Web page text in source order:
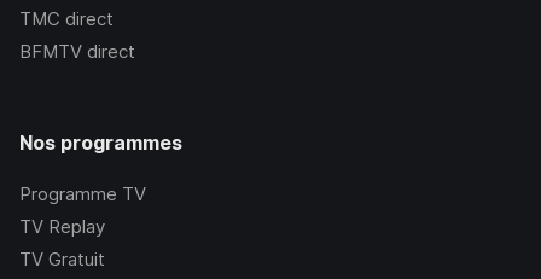
TMC direct
BFMTV direct
Nos programmes
Programme TV
TV Replay
TV Gratuit